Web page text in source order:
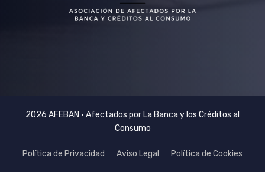
2026 AFEBAN • Afectados por La Banca y los Créditos al
Consumo
Política de Privacidad Aviso Legal Política de Cookies